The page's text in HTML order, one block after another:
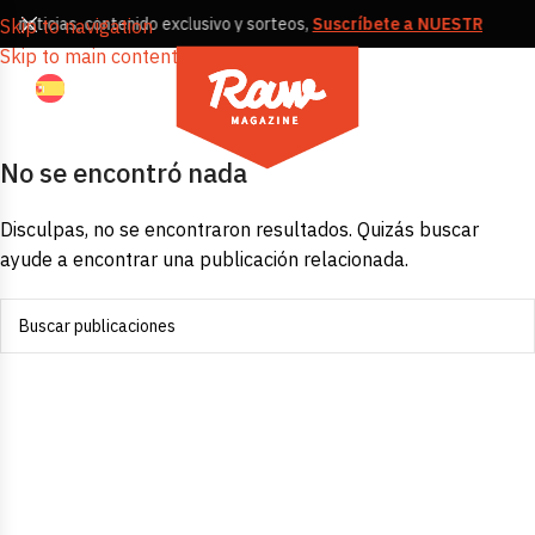
Skip to navigation
Skip to main content
noticias, contenido exclusivo y sorteos, Suscríbete a NUESTRA
No se encontró nada
Disculpas, no se encontraron resultados. Quizás buscar
ayude a encontrar una publicación relacionada.